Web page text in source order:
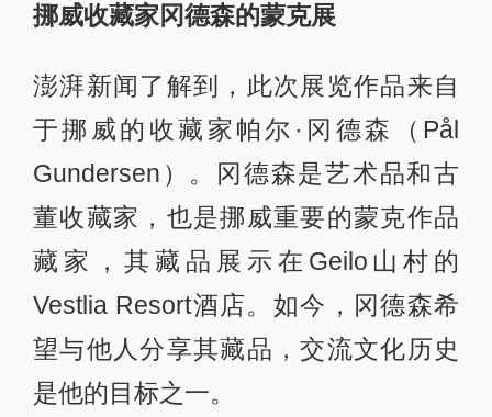
挪威收藏家冈德森的蒙克展
澎湃新闻了解到，此次展览作品来自
于挪威的收藏家帕尔·冈德森（Pål
Gundersen）。冈德森是艺术品和古
董收藏家，也是挪威重要的蒙克作品
藏家，其藏品展示在Geilo山村的
Vestlia Resort酒店。如今，冈德森希
望与他人分享其藏品，交流文化历史
是他的目标之一。